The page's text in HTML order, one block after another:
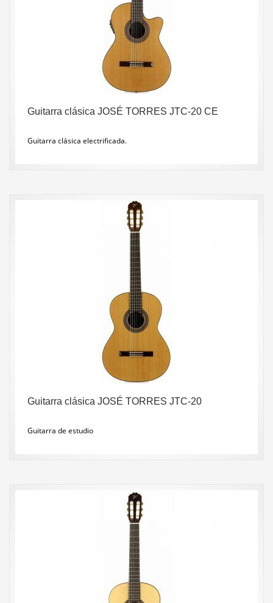
Guitarra clásica JOSÉ TORRES JTC-20 CE
Guitarra clásica electrificada.
Guitarra clásica JOSÉ TORRES JTC-20
Guitarra de estudio